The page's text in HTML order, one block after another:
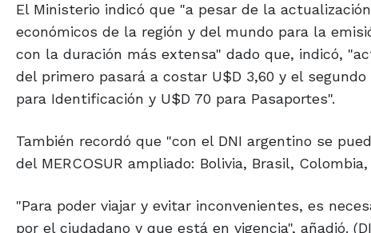
El Ministerio indicó que "a pesar de la
económicos de la región y del mundo para la
con la duración más extensa" dado que, indicó,
del primero pasará a costar U$D 3,60 y el
para Identificación y U$D 70 para Pasaportes".
También recordó que "con el DNI argentino se
del MERCOSUR ampliado: Bolivia, Brasil,
"Para poder viajar y evitar inconvenientes, es
por el ciudadano y que está en vigencia", añadió.